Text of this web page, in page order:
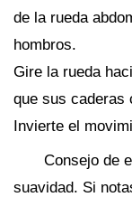
de la rueda
hombros.
Gire la rueda
que sus caderas
Invierte el
Consejo de
suavidad. Si